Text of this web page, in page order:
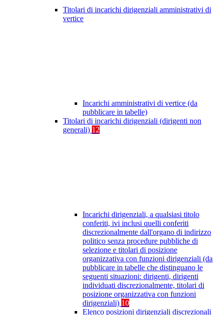
Titolari di incarichi dirigenziali amministrativi di
vertice
Incarichi amministrativi di vertice (da
pubblicare in tabelle)
Titolari di incarichi dirigenziali (dirigenti non
generali) 12
Incarichi dirigenziali, a qualsiasi titolo
conferiti, ivi inclusi quelli conferiti
discrezionalmente dall'organo di indirizzo
politico senza procedure pubbliche di
selezione e titolari di posizione
organizzativa con funzioni dirigenziali (da
pubblicare in tabelle che distinguano le
seguenti situazioni: dirigenti, dirigenti
individuati discrezionalmente, titolari di
posizione organizzativa con funzioni
dirigenziali) 10
Elenco posizioni dirigenziali discrezionali